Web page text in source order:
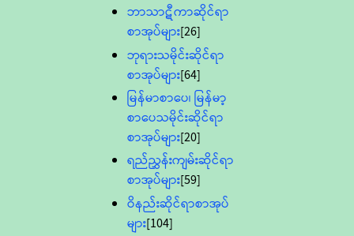
ဘာသာဋီကာဆိုင်ရာ
စာအုပ်များ[26]
ဘုရားသမိုင်းဆိုင်ရာ
စာအုပ်များ[64]
မြန်မာစာပေ၊ မြန်မာ့
စာပေသမိုင်းဆိုင်ရာ
စာအုပ်များ[20]
ရည်ညွှန်းကျမ်းဆိုင်ရာ
စာအုပ်များ[59]
ဝိနည်းဆိုင်ရာစာအုပ်
များ[104]